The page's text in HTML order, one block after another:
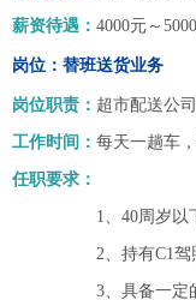
薪资待遇： 4000元～
岗位：替班送货业务
岗位职责： 超市配送公
工作时间： 每天一趟车
任职要求：
1、40周岁以
2、持有C1驾
3、具备一定